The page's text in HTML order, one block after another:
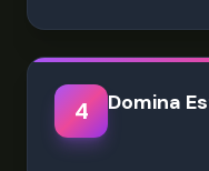
4 Domina